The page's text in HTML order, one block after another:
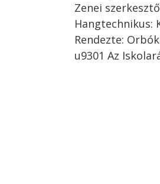
Zenei
Hangtechnikus:
Rendezte:
u9301 Az